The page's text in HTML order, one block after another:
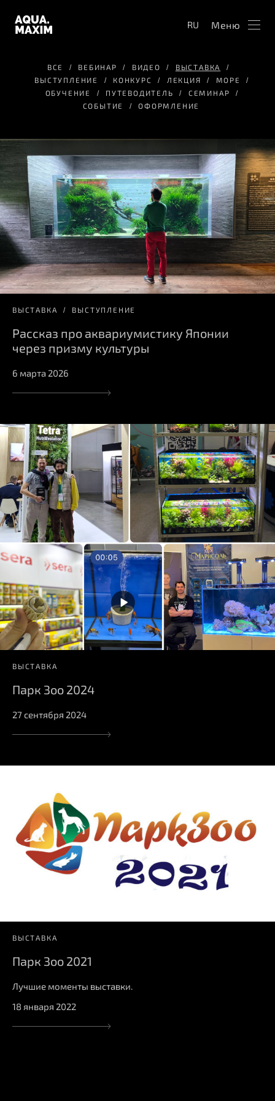
RU Меню
ВСЕ ВЕБИНАР ВИДЕО
ВЫСТАВКА
ВЫСТУПЛЕНИЕ
КОНКУРС ЛЕКЦИЯ
МОРЕ
ОБУЧЕНИЕ
ПУТЕВОДИТЕЛЬ
СЕМИНАР
СОБЫТИЕ
ОФОРМЛЕНИЕ
ВЫСТАВКА ВЫСТУПЛЕНИЕ
Рассказ про аквариумистику Японии
через призму культуры
6 марта 2026
ВЫСТАВКА
Парк Зоо 2024
27 сентября 2024
ВЫСТАВКА
Парк Зоо 2021
Лучшие моменты выставки.
18 января 2022